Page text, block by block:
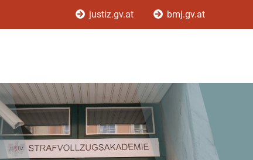
justiz.gv.at bmj.gv.at